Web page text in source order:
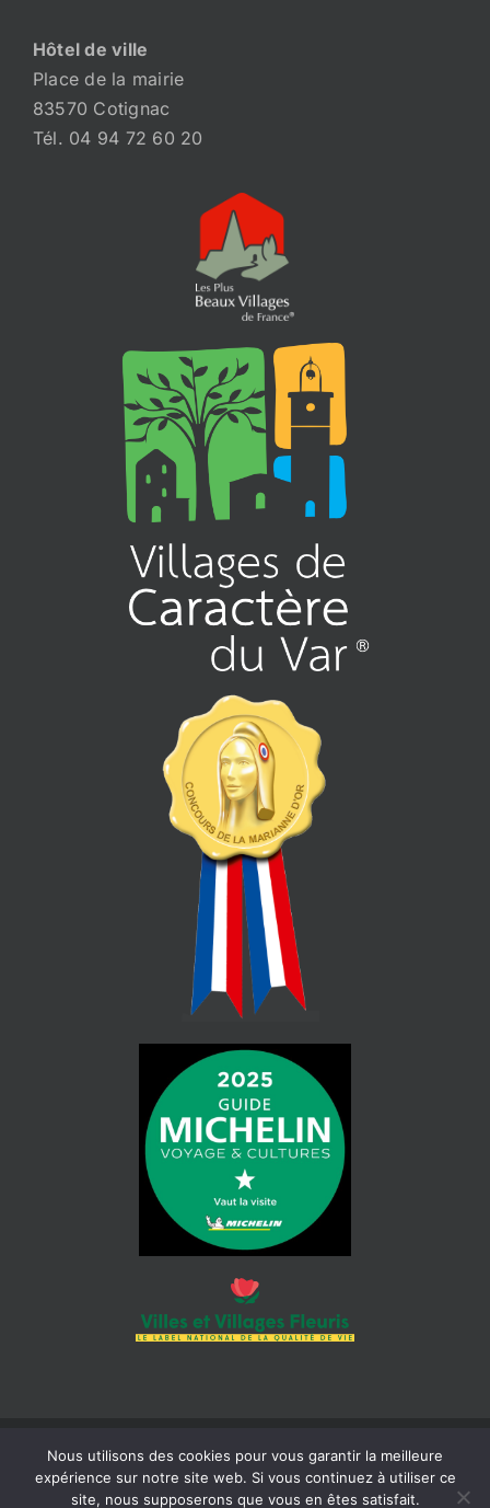
Hôtel de ville
Place de la mairie
83570 Cotignac
Tél. 04 94 72 60 20
© 2026 Mairie de Cotignac | Tous droits réservés | Siret : 218 300
465 000 18 |Mentions légales| Réalisation :Béaba-informatique
Nous utilisons des cookies pour vous garantir la meilleure
expérience sur notre site web. Si vous continuez à utiliser ce
site, nous supposerons que vous en êtes satisfait.